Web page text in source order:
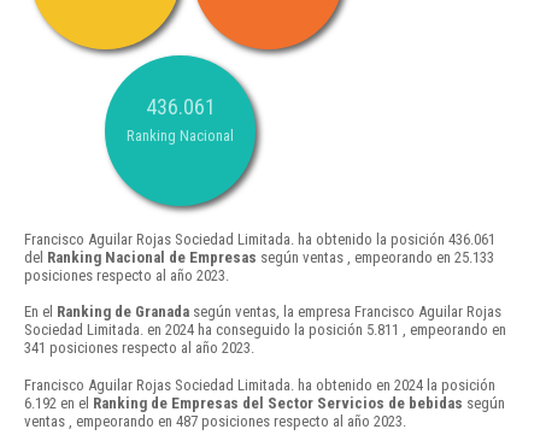
436.061
Ranking Nacional
Francisco Aguilar Rojas Sociedad Limitada. ha obtenido la posición 436.061
del Ranking Nacional de Empresas según ventas , empeorando en 25.133
posiciones respecto al año 2023.
En el Ranking de Granada según ventas, la empresa Francisco Aguilar Rojas
Sociedad Limitada. en 2024 ha conseguido la posición 5.811 , empeorando en
341 posiciones respecto al año 2023.
Francisco Aguilar Rojas Sociedad Limitada. ha obtenido en 2024 la posición
6.192 en el Ranking de Empresas del Sector Servicios de bebidas según
ventas , empeorando en 487 posiciones respecto al año 2023.